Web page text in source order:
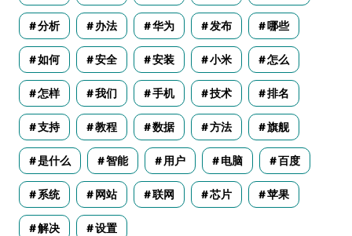
分析 办法 华为 发布 哪些
如何 安全 安装 小米 怎么
怎样 我们 手机 技术 排名
支持 教程 数据 方法 旗舰
是什么 智能 用户 电脑 百度
系统 网站 联网 芯片 苹果
解决 设置